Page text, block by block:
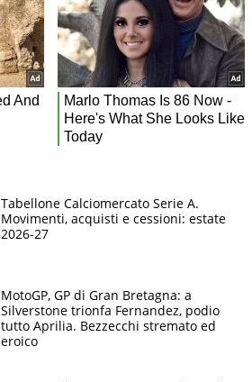
Tabellone Calciomercato Serie A.
Movimenti, acquisti e cessioni: estate
2026-27
MotoGP, GP di Gran Bretagna: a
Silverstone trionfa Fernandez, podio
tutto Aprilia. Bezzecchi stremato ed
eroico